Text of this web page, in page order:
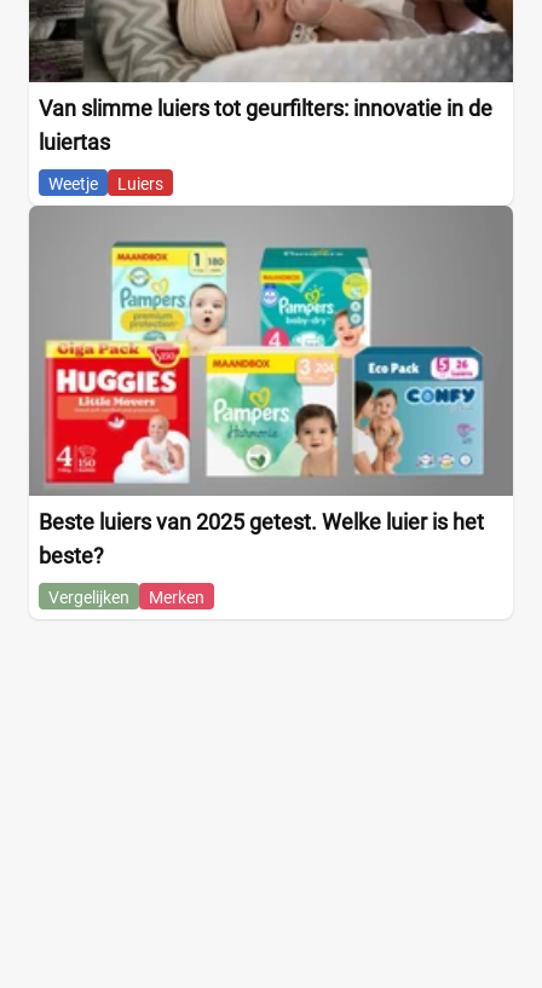
Van slimme luiers tot geurfilters: innovatie in de
luiertas
Weetje Luiers
Beste luiers van 2025 getest. Welke luier is het
beste?
Vergelijken Merken